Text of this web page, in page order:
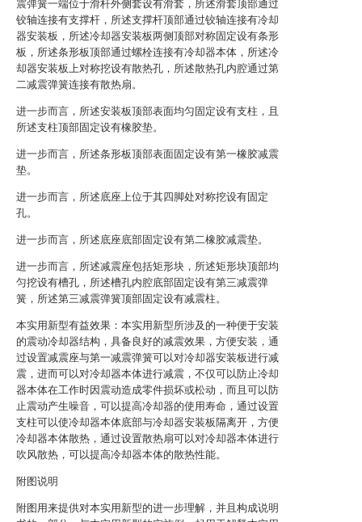
震弹簧一端位于滑杆外侧套设有滑套，所述滑套顶部通过
铰轴连接有支撑杆，所述支撑杆顶部通过铰轴连接有冷却
器安装板，所述冷却器安装板两侧顶部对称固定设有条形
板，所述条形板顶部通过螺栓连接有冷却器本体，所述冷
却器安装板上对称挖设有散热孔，所述散热孔内腔通过第
二减震弹簧连接有散热扇。
进一步而言，所述安装板顶部表面均匀固定设有支柱，且
所述支柱顶部固定设有橡胶垫。
进一步而言，所述条形板顶部表面固定设有第一橡胶减震
垫。
进一步而言，所述底座上位于其四脚处对称挖设有固定
孔。
进一步而言，所述底座底部固定设有第二橡胶减震垫。
进一步而言，所述减震座包括矩形块，所述矩形块顶部均
匀挖设有槽孔，所述槽孔内腔底部固定设有第三减震弹
簧，所述第三减震弹簧顶部固定设有减震柱。
本实用新型有益效果：本实用新型所涉及的一种便于安装
的震动冷却器结构，具备良好的减震效果，方便安装，通
过设置减震座与第一减震弹簧可以对冷却器安装板进行减
震，进而可以对冷却器本体进行减震，不仅可以防止冷却
器本体在工作时因震动造成零件损坏或松动，而且可以防
止震动产生噪音，可以提高冷却器的使用寿命，通过设置
支柱可以使冷却器本体底部与冷却器安装板隔离开，方便
冷却器本体散热，通过设置散热扇可以对冷却器本体进行
吹风散热，可以提高冷却器本体的散热性能。
附图说明
附图用来提供对本实用新型的进一步理解，并且构成说明